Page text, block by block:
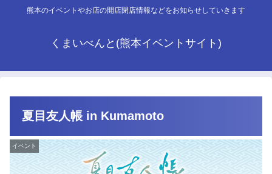
熊本のイベントやお店の開店閉店情報などをお知らせしていきます
くまいべんと(熊本イベントサイト)
夏目友人帳 in Kumamoto
イベント